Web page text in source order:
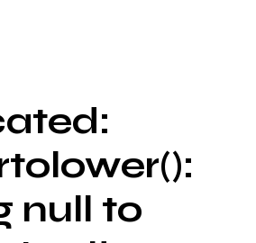
null to